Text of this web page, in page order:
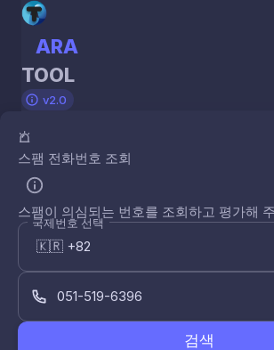
ARA
TOOL
v2.0
스팸 전화번호 조회
스팸이 의심되는 번호를 조회하고 평가해
국제번호 선택
검색